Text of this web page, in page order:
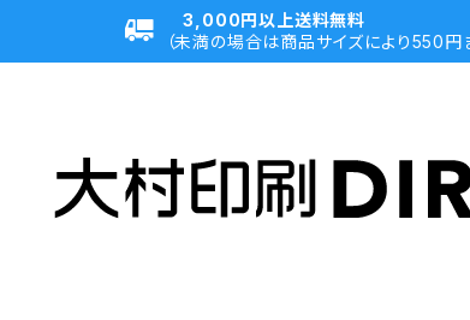
3,000円以上送料無料
（未満の場合は商品サイズにより550円